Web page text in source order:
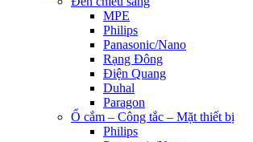
MPE
Philips
Panasonic/Nano
Rạng Đông
Điện Quang
Duhal
Paragon
Ổ cắm – Công tắc – Mặt thiết bị
Philips